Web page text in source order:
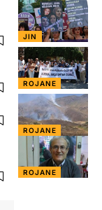
JIN
ROJANE
ROJANE
ROJANE